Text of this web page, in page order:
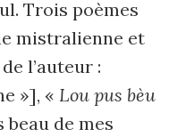
Trois poèmes
mistralienne et
l’auteur :
»], « Lou pus bèu
beau de mes